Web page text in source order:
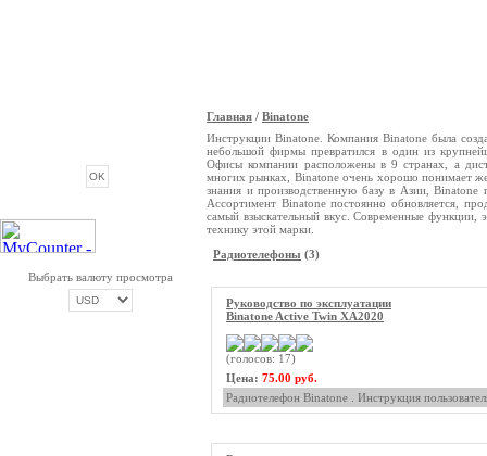
Выбрать валюту просмотра
Главная / Binatone
Инструкции Binatone. Компания Binatone была
небольшой фирмы превратился в один из
Офисы компании расположены в 9 странах, а
многих рынках, Binatone очень хорошо понимает
знания и производственную базу в Азии,
Ассортимент Binatone постоянно обновляется,
самый взыскательный вкус. Современные
технику этой марки.
Радиотелефоны (3)
Руководство по эксплуатации
Binatone Active Twin XA2020
(голосов: 17)
Цена: 75.00 руб.
Радиотелефон Binatone . Инструкция